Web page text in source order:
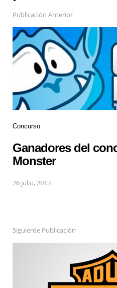
Publicación Anterior
Concurso
Ganadores del
Monster
26 julio, 2013
Siguiente Publicación